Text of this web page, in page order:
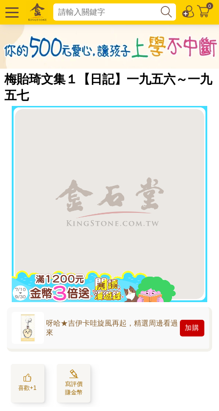
0
梅貽琦文集１【日記】一九五六～一九
五七
呀哈★吉伊卡哇旋風再起，精選周邊看過
來
加購
喜歡+1
寫評價
賺金幣